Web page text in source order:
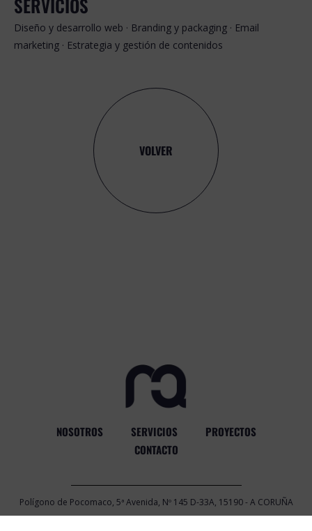
SERVICIOS
Diseño y desarrollo web · Branding y packaging · Email
marketing · Estrategia y gestión de contenidos
VOLVER
NOSOTROS SERVICIOS
PROYECTOS
CONTACTO
Polígono de Pocomaco, 5ª Avenida, Nº 145 D-33A, 15190 - A CORUÑA